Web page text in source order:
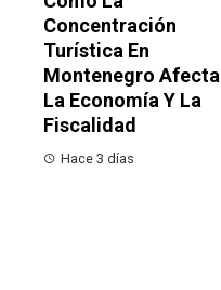
Concentración
Turística En
Montenegro Afecta
La Economía Y La
Fiscalidad
Hace 3 días